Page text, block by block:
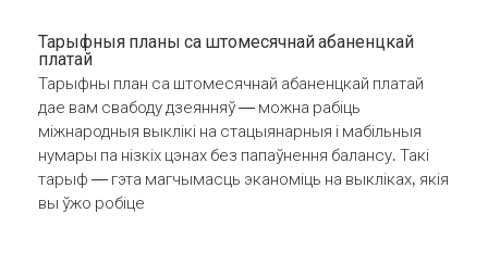
Тарыфныя планы са штомесячнай абаненцкай
платай
Тарыфны план са штомесячнай абаненцкай платай
дае вам свабоду дзеянняў — можна рабіць
міжнародныя выклікі на стацыянарныя і мабільныя
нумары па нізкіх цэнах без папаўнення балансу. Такі
тарыф — гэта магчымасць эканоміць на выкліках, якія
вы ўжо робіце